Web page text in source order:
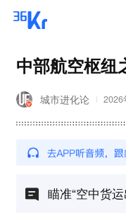
中部航空枢纽
城市进化论 2026
瞄准“空中货